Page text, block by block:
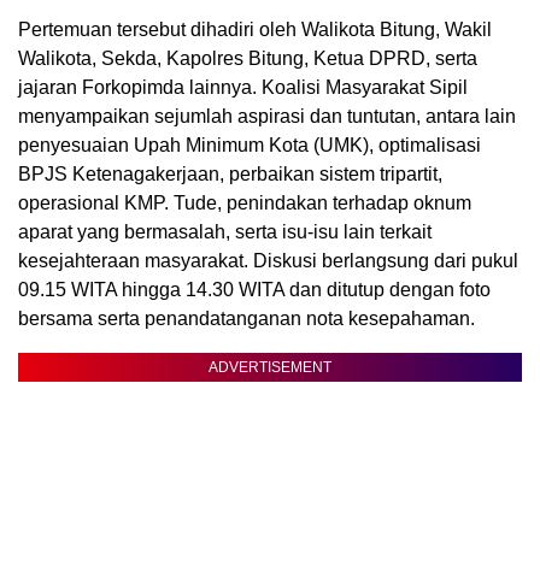
Pertemuan tersebut dihadiri oleh Walikota Bitung, Wakil
Walikota, Sekda, Kapolres Bitung, Ketua DPRD, serta
jajaran Forkopimda lainnya. Koalisi Masyarakat Sipil
menyampaikan sejumlah aspirasi dan tuntutan, antara lain
penyesuaian Upah Minimum Kota (UMK), optimalisasi
BPJS Ketenagakerjaan, perbaikan sistem tripartit,
operasional KMP. Tude, penindakan terhadap oknum
aparat yang bermasalah, serta isu-isu lain terkait
kesejahteraan masyarakat. Diskusi berlangsung dari pukul
09.15 WITA hingga 14.30 WITA dan ditutup dengan foto
bersama serta penandatanganan nota kesepahaman.
ADVERTISEMENT